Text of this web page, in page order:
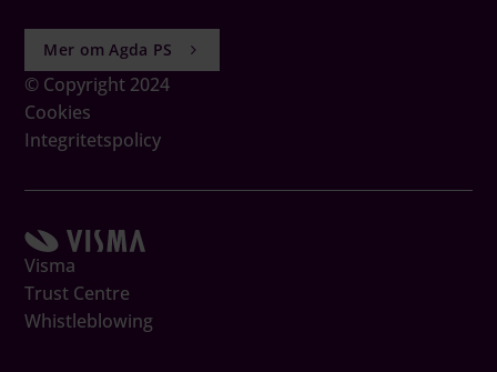
Mer om Agda PS
© Copyright 2024
Cookies
Integritetspolicy
Visma
Trust Centre
Whistleblowing